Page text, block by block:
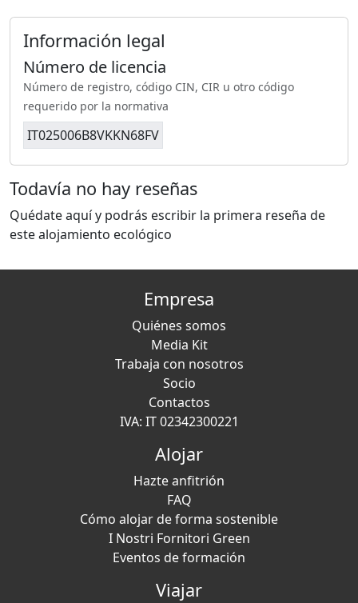
Información legal
Número de licencia
Número de registro, código CIN, CIR u otro código
requerido por la normativa
IT025006B8VKKN68FV
Todavía no hay reseñas
Quédate aquí y podrás escribir la primera reseña de
este alojamiento ecológico
Empresa
Quiénes somos
Media Kit
Trabaja con nosotros
Socio
Contactos
IVA: IT 02342300221
Alojar
Hazte anfitrión
FAQ
Cómo alojar de forma sostenible
I Nostri Fornitori Green
Eventos de formación
Viajar